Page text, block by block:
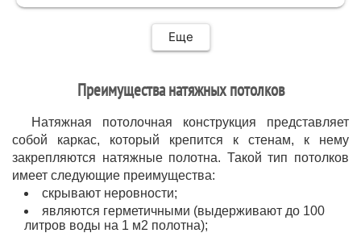
Еще
Преимущества натяжных потолков
Натяжная потолочная конструкция представляет
собой каркас, который крепится к стенам, к нему
закрепляются натяжные полотна. Такой тип потолков
имеет следующие преимущества:
скрывают неровности;
являются герметичными (выдерживают до 100
литров воды на 1 м2 полотна);